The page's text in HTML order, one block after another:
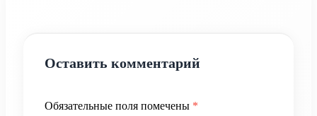
Оставить комментарий
Обязательные поля помечены *